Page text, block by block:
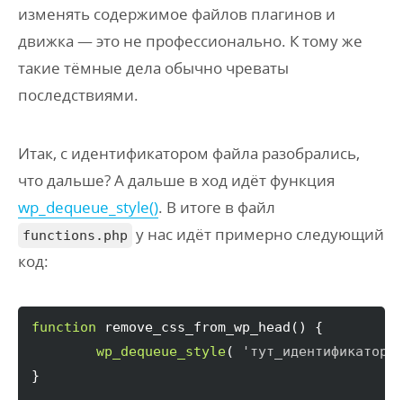
изменять содержимое файлов плагинов и
движка — это не профессионально. К тому же
такие тёмные дела обычно чреваты
последствиями.
Итак, с идентификатором файла разобрались,
что дальше? А дальше в ход идёт функция
wp_dequeue_style(). В итоге в файл
functions.php у нас идёт примерно следующий
код:
function remove_css_from_wp_head ( )
{
wp_dequeue_style(
}